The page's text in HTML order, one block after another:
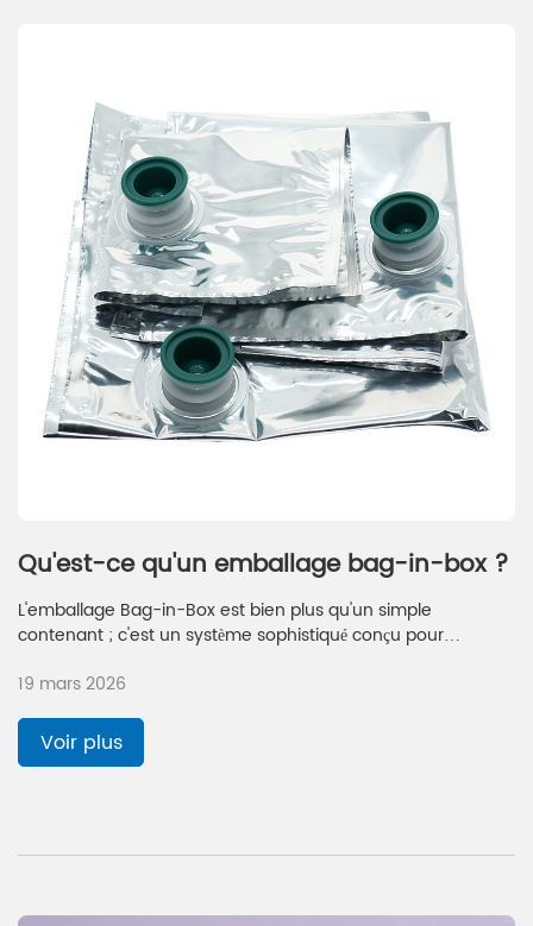
Qu'est-ce qu'un emballage bag-in-box ?
L'emballage Bag-in-Box est bien plus qu'un simple
contenant ; c'est un système sophistiqué conçu pour
manière la plus efficace possible. De l'amélioration de
des chaînes d'approvisionnement industrielles, les
avantages de l'emballage Bag-in-Box pour liquides sont
19 mars 2026
Voir plus